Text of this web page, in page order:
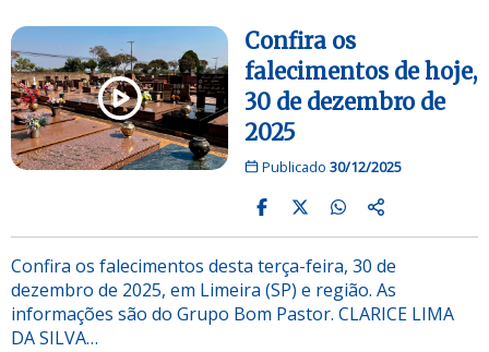
Confira os
falecimentos de hoje,
30 de dezembro de
2025
Publicado 30/12/2025
Confira os falecimentos desta terça-feira, 30 de
dezembro de 2025, em Limeira (SP) e região. As
informações são do Grupo Bom Pastor. CLARICE LIMA
DA SILVA…